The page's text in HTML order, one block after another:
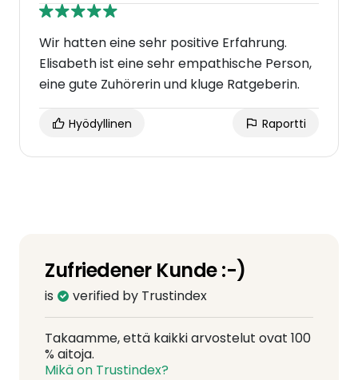
Wir hatten eine sehr positive Erfahrung.
Elisabeth ist eine sehr empathische Person,
eine gute Zuhörerin und kluge Ratgeberin.
Hyödyllinen Raportti
Zufriedener Kunde :-)
is verified by Trustindex
Takaamme, että kaikki arvostelut ovat 100
% aitoja.
Mikä on Trustindex?